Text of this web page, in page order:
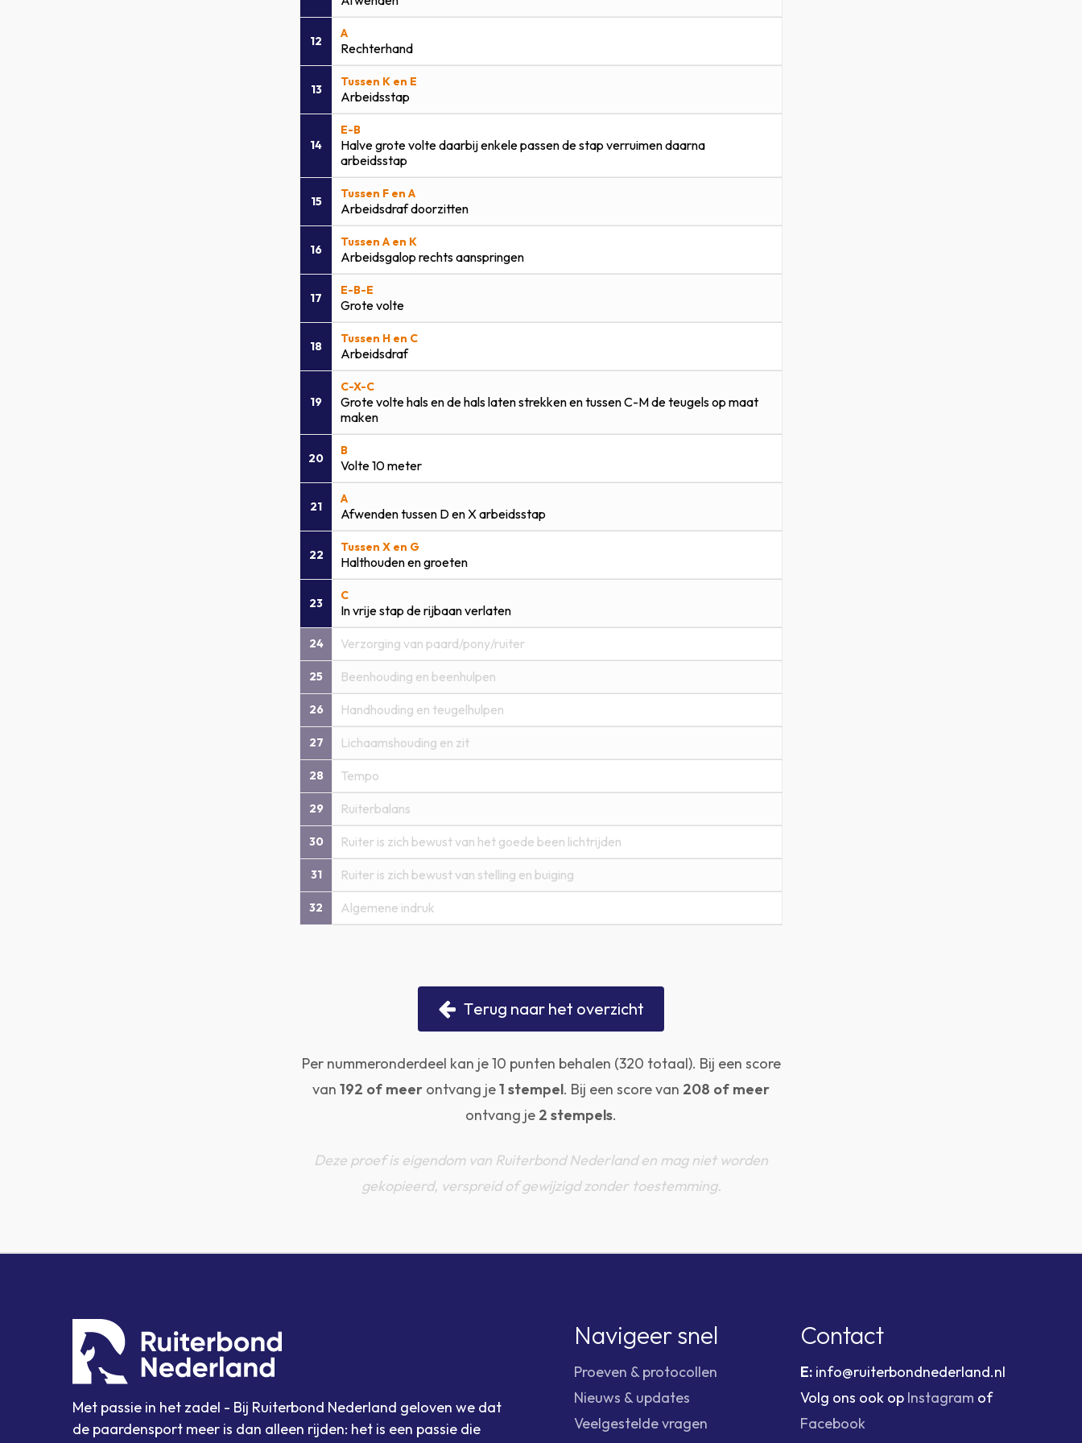
12
A
Rechterhand
13
Tussen K en E
Arbeidsstap
14
E-B
Halve grote volte daarbij enkele passen de stap verruimen daarna
arbeidsstap
15
Tussen F en A
Arbeidsdraf doorzitten
16
Tussen A en K
Arbeidsgalop rechts aanspringen
17
E-B-E
Grote volte
18
Tussen H en C
Arbeidsdraf
19
C-X-C
Grote volte hals en de hals laten strekken en tussen C-M de teugels op maat
maken
20
B
Volte 10 meter
21
A
Afwenden tussen D en X arbeidsstap
22
Tussen X en G
Halthouden en groeten
23
C
In vrije stap de rijbaan verlaten
24 Verzorging van paard/pony/ruiter
25 Beenhouding en beenhulpen
26 Handhouding en teugelhulpen
27 Lichaamshouding en zit
28 Tempo
29 Ruiterbalans
30 Ruiter is zich bewust van het goede been lichtrijden
31 Ruiter is zich bewust van stelling en buiging
32 Algemene indruk
Terug naar het overzicht
Per nummeronderdeel kan je 10 punten behalen (320 totaal). Bij een score
van 192 of meer ontvang je1 stempel. Bij een score van 208 of meer
ontvang je 2 stempels.
Deze proef is eigendom van Ruiterbond Nederland en mag niet worden
gekopieerd, verspreid of gewijzigd zonder toestemming.
Met passie in het zadel - Bij Ruiterbond Nederland geloven we dat
de paardensport meer is dan alleen rijden: het is een passie die
Navigeer snel
Proeven & protocollen
Nieuws & updates
Veelgestelde vragen
Contact
E:info@ruiterbondnederland.nl
Volg ons ook op Instagram of
Facebook